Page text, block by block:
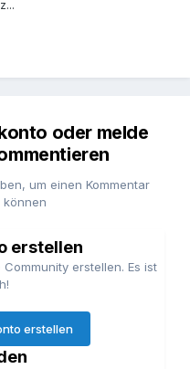
oder melde
um einen Kommentar
erstellen
erstellen. Es ist
erstellen